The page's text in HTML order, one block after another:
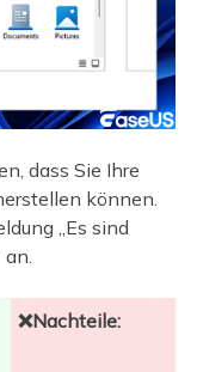
dass Sie Ihre
können.
„Es sind
❌Nachteile: